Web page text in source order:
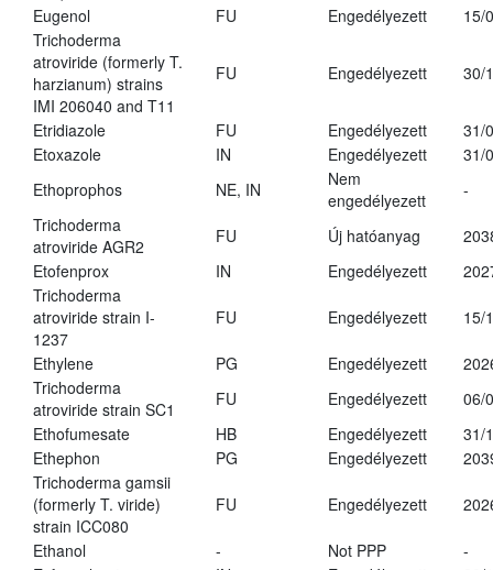
Eugenol
FU Engedélyezett
15/
Trichoderma
atroviride (formerly T.
harzianum) strains
IMI 206040 and T11
FU Engedélyezett 30/
Etridiazole FU Engedélyezett
31/
Etoxazole
IN Engedélyezett
31/
Ethoprophos
NE, IN
Nem
engedélyezett
-
Trichoderma
atroviride AGR2
FU Új hatóanyag
Etofenprox
IN Engedélyezett
Trichoderma
atroviride strain I-
1237
FU Engedélyezett 15/
Ethylene PG Engedélyezett
Trichoderma
atroviride strain SC1
FU Engedélyezett
06/
Ethofumesate
HB Engedélyezett
31/
Ethephon
PG Engedélyezett
Trichoderma gamsii
(formerly T. viride)
strain ICC080
FU Engedélyezett
Ethanol - Not PPP
-